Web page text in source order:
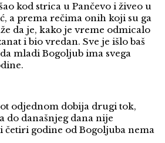
kod strica u Pančevo i živeo u
a prema rečima onih koji su ga
da je, kako je vreme odmicalo
i bio vredan. Sve je išlo baš
mladi Bogoljub ima svega
odjednom dobija drugi tok,
do današnjeg dana nije
četiri godine od Bogoljuba nema